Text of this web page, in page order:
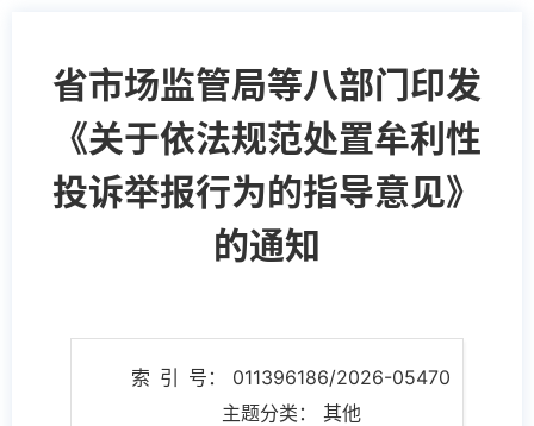
省市场监管局等八部门印发
《关于依法规范处置牟利性
投诉举报行为的指导意见》
的通知
索 引 号： 011396186/2026-05470
主题分类： 其他